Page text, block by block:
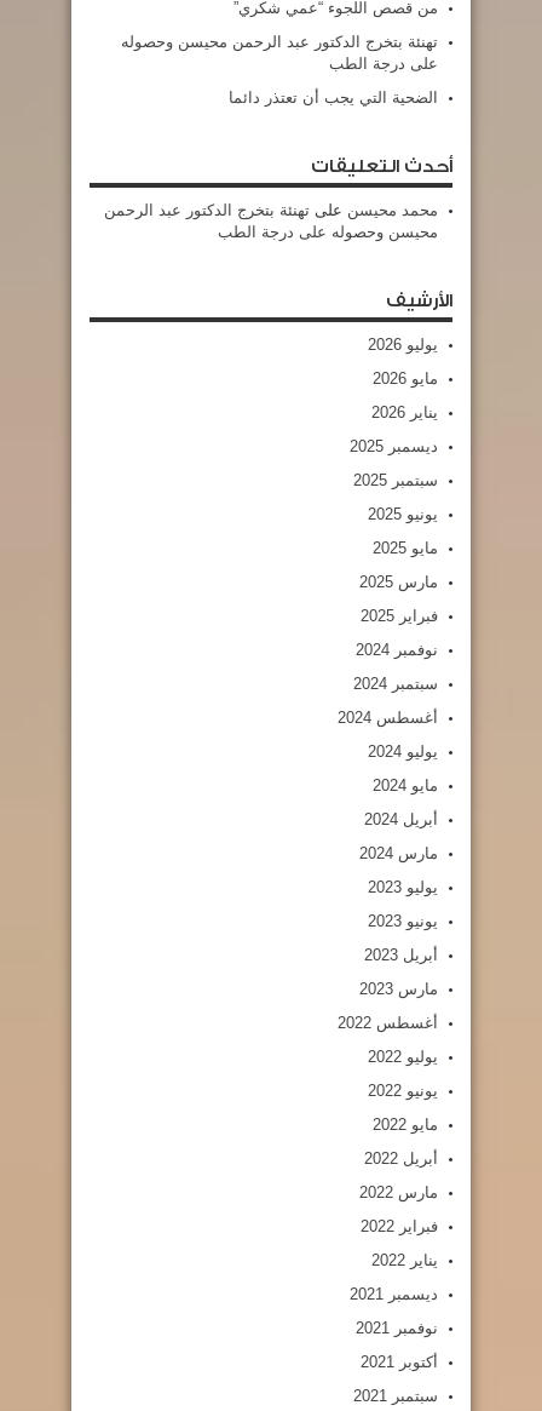
من قصص اللجوء “عمي شكري”
تهنئة بتخرج الدكتور عبد الرحمن محيسن وحصوله
على درجة الطب
الضحية التي يجب أن تعتذر دائما
أحدث التعليقات
محمد محيسن على تهنئة بتخرج الدكتور عبد الرحمن
محيسن وحصوله على درجة الطب
الأرشيف
يوليو 2026
مايو 2026
يناير 2026
ديسمبر 2025
سبتمبر 2025
يونيو 2025
مايو 2025
مارس 2025
فبراير 2025
نوفمبر 2024
سبتمبر 2024
أغسطس 2024
يوليو 2024
مايو 2024
أبريل 2024
مارس 2024
يوليو 2023
يونيو 2023
أبريل 2023
مارس 2023
أغسطس 2022
يوليو 2022
يونيو 2022
مايو 2022
أبريل 2022
مارس 2022
فبراير 2022
يناير 2022
ديسمبر 2021
نوفمبر 2021
أكتوبر 2021
سبتمبر 2021